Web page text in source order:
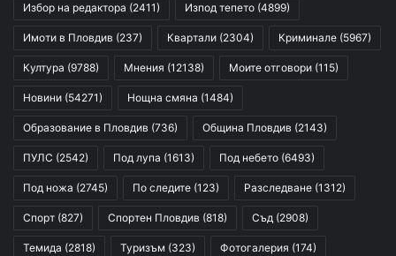
Избор на редактора (2411) Изпод тепето (4899)
Имоти в Пловдив (237) Квартали (2304) Криминале (5967)
Култура (9788) Мнения (12138) Моите отговори (115)
Новини (54271) Нощна смяна (1484)
Образование в Пловдив (736) Община Пловдив (2143)
ПУЛС (2542) Под лупа (1613) Под небето (6493)
Под ножа (2745) По следите (123) Разследване (1312)
Спорт (827) Спортен Пловдив (818) Съд (2908)
Темида (2818) Туризъм (323) Фотогалерия (174)